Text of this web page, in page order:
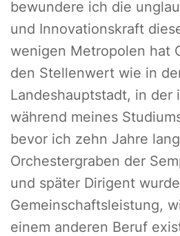
bewundere ich die
und Innovationskraft
wenigen Metropolen hat
den Stellenwert wie in
Landeshauptstadt, in der
während meines
bevor ich zehn Jahre
Orchestergraben der
und später Dirigent
Gemeinschaftsleistung,
einem anderen Beruf